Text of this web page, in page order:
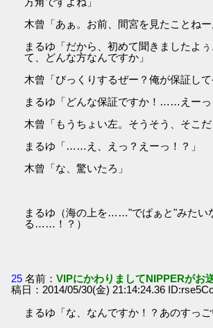
木曾「あぁ。お前、間宮を見たことねー
まるゆ「だから、初めて聞きましたよ
て、どんな方なんですか」
木曾「びっくりするぜー？俺が保証して
まるゆ「どんな保証ですか！……えーっ
木曾「もうちょい左。そうそう、そこだ
まるゆ「……え、えっ？えーっ！？」
木曾「な、驚いたろ」
まるゆ（海の上を……"でぱぁと"みたい
る……！？）
25 名前：VIPにかわりましてNIPPERがお
稿日：2014/05/30(金) 21:14:24.36
まるゆ「な、なんですか！？あのすっご